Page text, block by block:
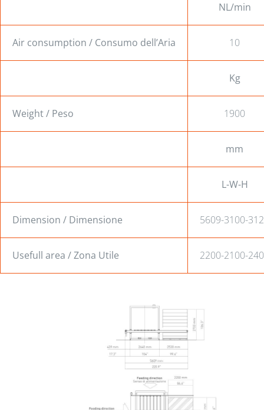
NL/min
Air consumption / Consumo dell’Aria 10
Kg
Weight / Peso 1900
mm
L-W-H
Dimension / Dimensione 5609-3100-
Usefull area / Zona Utile 2200-2100-